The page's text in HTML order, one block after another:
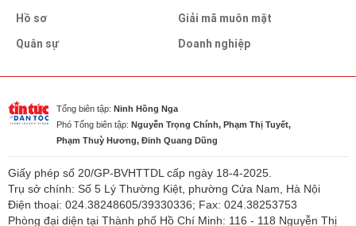
Hồ sơ
Quân sự
Giải mã muôn mặt
Doanh nghiệp
Tổng biên tập: Ninh Hồng Nga
Phó Tổng biên tập: Nguyễn Trọng Chính, Phạm Thị Tuyết,
Phạm Thuỳ Hương, Đinh Quang Dũng
Giấy phép số 20/GP-BVHTTDL cấp ngày 18-4-2025.
Trụ sở chính: Số 5 Lý Thường Kiệt, phường Cửa Nam, Hà Nội
Điện thoại: 024.38248605/39330336; Fax: 024.38253753
Phòng đại diện tại Thành phố Hồ Chí Minh: 116 - 118 Nguyễn Thị